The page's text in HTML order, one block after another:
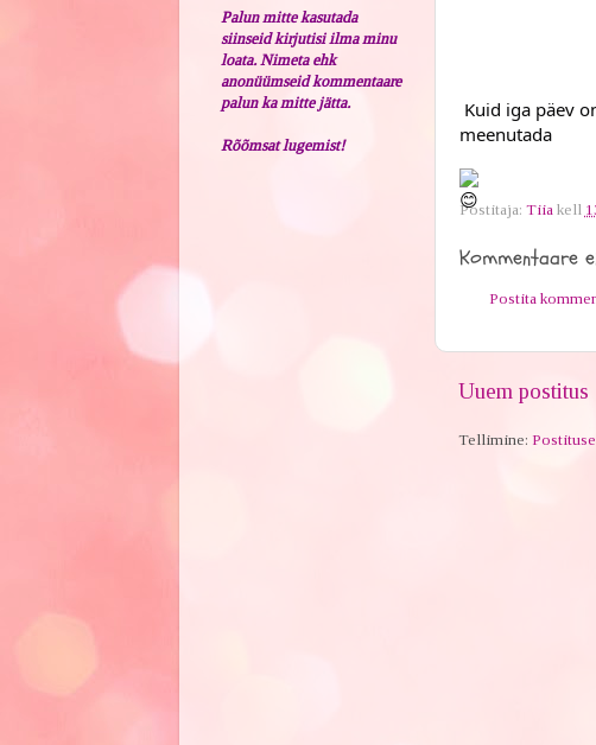
Kuid iga päev
meenutada
Postitaja: Tiia kell
Kommentaare
Postita
Uuem postitus
Tellimine:
Palun mitte kasutada
siinseid kirjutisi ilma minu
loata. Nimeta ehk
anonüümseid kommentaare
palun ka mitte jätta.
Rõõmsat lugemist!